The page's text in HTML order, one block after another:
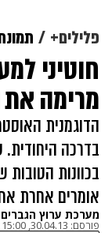
פלילים+
חוטיני
מרימה את
הדוגמנית
בדרכה
בכוונות
אומרים אחרת
מערכת ערוץ הגברים
פורסם: 30.04.13, 15:00